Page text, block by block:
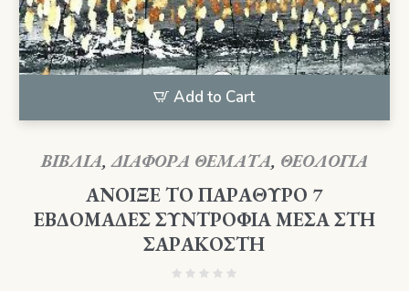
Add to Cart
ΒΙΒΛΙΑ,ΔΙΑΦΟΡΑ ΘΕΜΑΤΑ, ΘΕΟΛΟΓΙΑ
ΑΝΟΙΞΕ ΤΟ ΠΑΡΑΘΥΡΟ 7
ΕΒΔΟΜΑΔΕΣ ΣΥΝΤΡΟΦΙΑ ΜΕΣΑ ΣΤΗ
ΣΑΡΑΚΟΣΤΗ